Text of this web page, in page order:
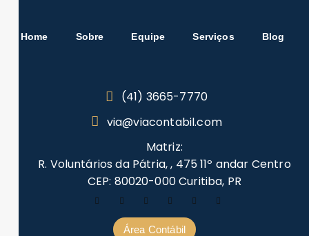
Home Sobre Equipe Serviços Blog
(41) 3665-7770
via@viacontabil.com
Matriz:
R. Voluntários da Pátria, , 475 11º andar Centro
CEP: 80020-000 Curitiba, PR
Área Contábil